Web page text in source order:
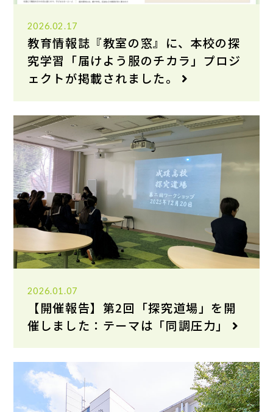
2026.02.17
教育情報誌『教室の窓』に、本校の探
究学習「届けよう服のチカラ」プロジ
ェクトが掲載されました。
2026.01.07
【開催報告】第2回「探究道場」を開
催しました：テーマは「同調圧力」